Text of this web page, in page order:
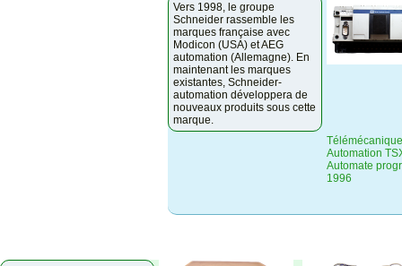
Vers 1998, le groupe
Schneider rassemble les
marques française avec
Modicon (USA) et AEG
automation (Allemagne). En
maintenant les marques
existantes, Schneider-
automation développera de
nouveaux produits sous cette
marque.
Automation
Automate
1996